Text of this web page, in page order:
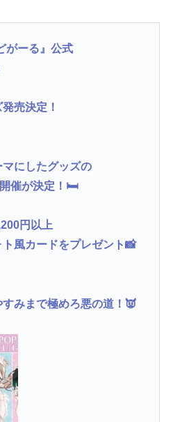
がーる』公式
売決定！
にしたグッズの
催が決定！🛏
円以上
風カードをプレゼント📸
みまで極めろ悪の道！👿